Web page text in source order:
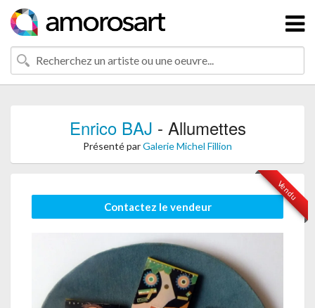
Enrico BAJ - Allumettes
Présenté parGalerie Michel Fillion
Vendu
Contactez le vendeur